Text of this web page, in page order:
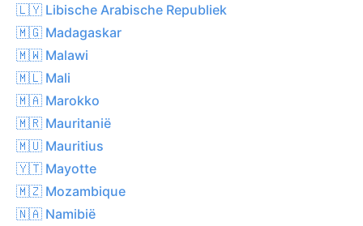
🇱🇾 Libische Arabische Republiek
🇲🇬 Madagaskar
🇲🇼 Malawi
🇲🇱 Mali
🇲🇦 Marokko
🇲🇷 Mauritanië
🇲🇺 Mauritius
🇾🇹 Mayotte
🇲🇿 Mozambique
🇳🇦 Namibië